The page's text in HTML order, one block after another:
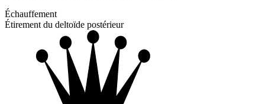
Échauffement
Étirement du deltoïde postérieur